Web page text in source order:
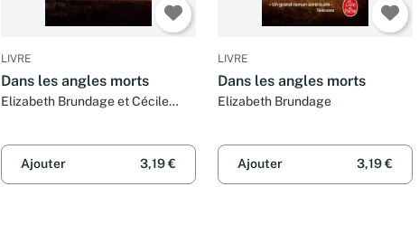
LIVRE
Dans les angles morts
Elizabeth Brundage et Cécile
Ajouter 3,19 €
LIVRE
Dans les angles morts
Elizabeth Brundage
Ajouter 3,19 €